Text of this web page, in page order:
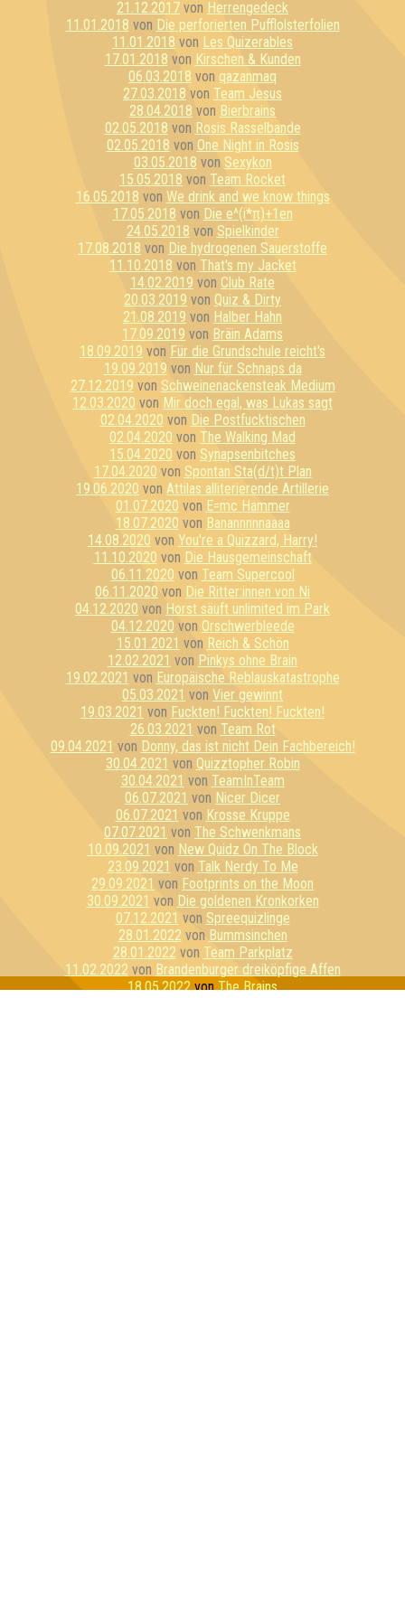
21.12.2017 von Herrengedeck
11.01.2018 von Die perforierten Pufflolsterfolien
11.01.2018 von Les Quizerables
17.01.2018 von Kirschen & Kunden
06.03.2018 von qazanmaq
27.03.2018 von Team Jesus
28.04.2018 von Bierbrains
02.05.2018 von Rosis Rasselbande
02.05.2018 von One Night in Rosis
03.05.2018 von Sexykon
15.05.2018 von Team Rocket
16.05.2018 von We drink and we know things
17.05.2018 von Die e^(i*π)+1en
24.05.2018 von Spielkinder
17.08.2018 von Die hydrogenen Sauerstoffe
11.10.2018 von That's my Jacket
14.02.2019 von Club Rate
20.03.2019 von Quiz & Dirty
21.08.2019 von Halber Hahn
17.09.2019 von Bräin Adams
18.09.2019 von Für die Grundschule reicht's
19.09.2019 von Nur für Schnaps da
27.12.2019 von Schweinenackensteak Medium
12.03.2020 von Mir doch egal, was Lukas sagt
02.04.2020 von Die Postfucktischen
02.04.2020 von The Walking Mad
15.04.2020 von Synapsenbitches
17.04.2020 von Spontan Sta(d/t)t Plan
19.06.2020 von Attilas alliterierende Artillerie
01.07.2020 von E=mc Hammer
18.07.2020 von Banannnnnaaaa
14.08.2020 von You're a Quizzard, Harry!
11.10.2020 von Die Hausgemeinschaft
06.11.2020 von Team Supercool
06.11.2020 von Die Ritter:innen von Ni
04.12.2020 von Horst säuft unlimited im Park
04.12.2020 von Orschwerbleede
15.01.2021 von Reich & Schön
12.02.2021 von Pinkys ohne Brain
19.02.2021 von Europäische Reblauskatastrophe
05.03.2021 von Vier gewinnt
19.03.2021 von Fuckten! Fuckten! Fuckten!
26.03.2021 von Team Rot
09.04.2021 von Donny, das ist nicht Dein Fachbereich!
30.04.2021 von Quizztopher Robin
30.04.2021 von TeamInTeam
06.07.2021 von Nicer Dicer
06.07.2021 von Krosse Kruppe
07.07.2021 von The Schwenkmans
10.09.2021 von New Quidz On The Block
23.09.2021 von Talk Nerdy To Me
29.09.2021 von Footprints on the Moon
30.09.2021 von Die goldenen Kronkorken
07.12.2021 von Spreequizlinge
28.01.2022 von Bummsinchen
28.01.2022 von Team Parkplatz
11.02.2022 von Brandenburger dreiköpfige Affen
18.05.2022vonThe Brains